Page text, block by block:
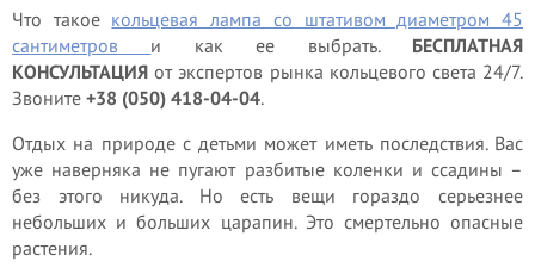
Что такое кольцевая лампа со штативом диаметром 45
сантиметров и как ее выбрать. БЕСПЛАТНАЯ
КОНСУЛЬТАЦИЯ от экспертов рынка кольцевого света 24/7.
Звоните +38 (050) 418-04-04.
Отдых на природе с детьми может иметь последствия. Вас
уже наверняка не пугают разбитые коленки и ссадины –
без этого никуда. Но есть вещи гораздо серьезнее
небольших и больших царапин. Это смертельно опасные
растения.